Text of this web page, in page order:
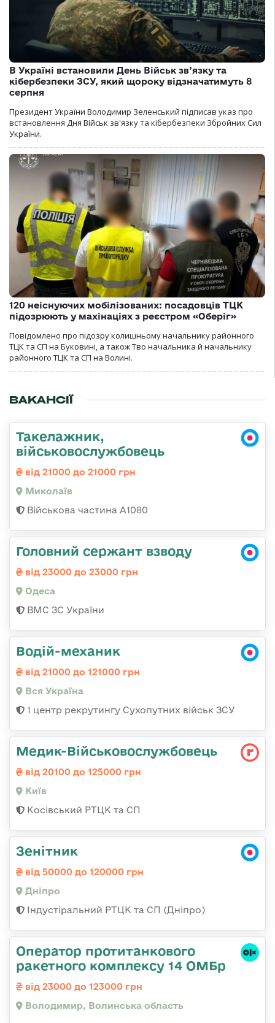
В Україні встановили День Військ зв’язку та
кібербезпеки ЗСУ, який щороку відзначатимуть 8
серпня
Президент України Володимир Зеленський підписав указ про
встановлення Дня Військ зв'язку та кібербезпеки Збройних Сил
України.
120 неіснуючих мобілізованих: посадовців ТЦК
підозрюють у махінаціях з реєстром «Оберіг»
Повідомлено про підозру колишньому начальнику районного
ТЦК та СП на Буковині, а також Тво начальника й начальнику
районного ТЦК та СП на Волині.
ВАКАНСІЇ
Такелажник,
військовослужбовець
від 21000 до 21000 грн
Миколаїв
Військова частина А1080
Головний сержант взводу
від 23000 до 23000 грн
Одеса
ВМС ЗС України
Водій-механик
від 21000 до 121000 грн
Вся Україна
1 центр рекрутингу Сухопутних військ ЗСУ
Медик-Військовослужбовець
від 20100 до 125000 грн
Київ
Косівський РТЦК та СП
Зенітник
від 50000 до 120000 грн
Дніпро
Індустіральний РТЦК та СП (Дніпро)
Оператор протитанкового
ракетного комплексу 14 ОМБр
від 23000 до 123000 грн
Володимир, Волинська область